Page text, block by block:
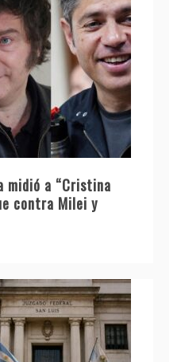
midió a “Cristina
contra Milei y